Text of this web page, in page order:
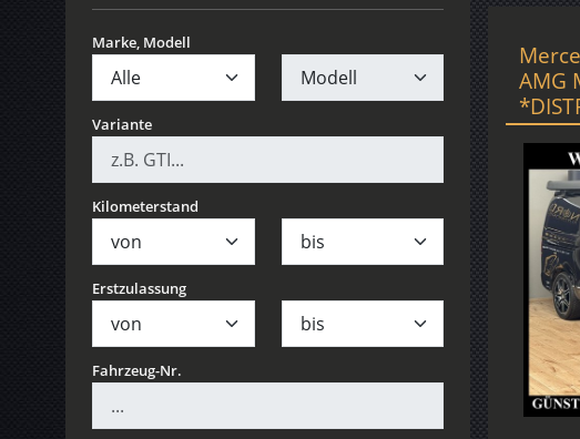
Marke, Modell
Variante
Kilometerstand
Erstzulassung
Fahrzeug-Nr.
AMG